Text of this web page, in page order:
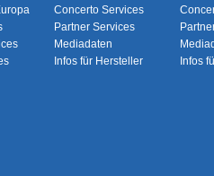
Concerto Services
Partner Services
Mediadaten
Infos für Hersteller
Infos